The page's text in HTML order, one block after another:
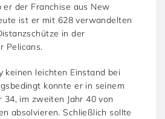
er der Franchise aus New
ist er mit 628 verwandelten
in der
Pelicans.
keinen leichten Einstand bei
konnte er in seinem
34, im zweiten Jahr 40 von
absolvieren. Schließlich sollte